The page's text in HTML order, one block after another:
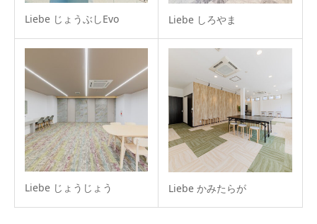
Liebe じょうぶしEvo Liebe しろやま
Liebe じょうじょう Liebe かみたらが